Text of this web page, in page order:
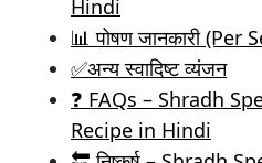
Hindi
📊 पोषण जानकारी
✅अन्य स्वादिष्ट व्यंजन
❓ FAQs – Shradh
Recipe in Hindi